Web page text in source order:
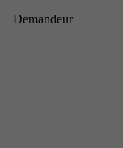
Demandeur